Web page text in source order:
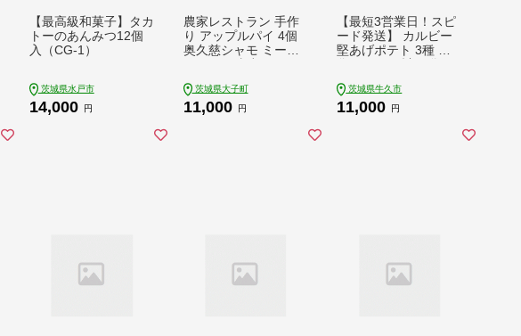
【最高級和菓子】タカ
トーのあんみつ12個
入（CG-1）
茨城県水戸市
14,000 円
農家レストラン 手作
り アップルパイ 4個
奥久慈シャモ ミート
茨城県大子町
11,000 円
【最短3営業日！スピ
ード発送】 カルビー
堅あげポテト 3種 各4
ッパー 焼きのり 堅あ
げ かたあげ ポテト ポ
茨城県牛久市
11,000 円